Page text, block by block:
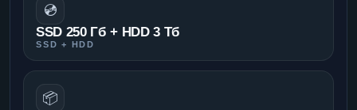
💿
SSD 250 Гб + HDD 3 Тб
SSD + HDD
📦